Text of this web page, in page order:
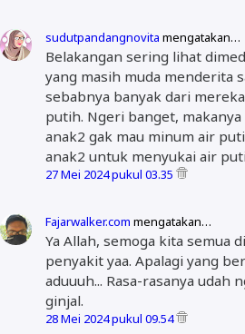
sudutpandangnovita mengatakan…
Belakangan sering lihat
yang masih muda menderita
sebabnya banyak dari
putih. Ngeri banget,
anak2 gak mau minum air
anak2 untuk menyukai air
27 Mei 2024 pukul 03.35
Fajarwalker.com mengatakan…
Ya Allah, semoga kita semua
penyakit yaa. Apalagi yang
aduuuh... Rasa-rasanya udah
ginjal.
28 Mei 2024 pukul 09.54